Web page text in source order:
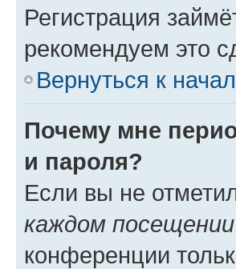
Регистрация
рекомендуем это
Вернуться к
Почему мне
и пароля?
Если вы не
каждом посещении
конференции